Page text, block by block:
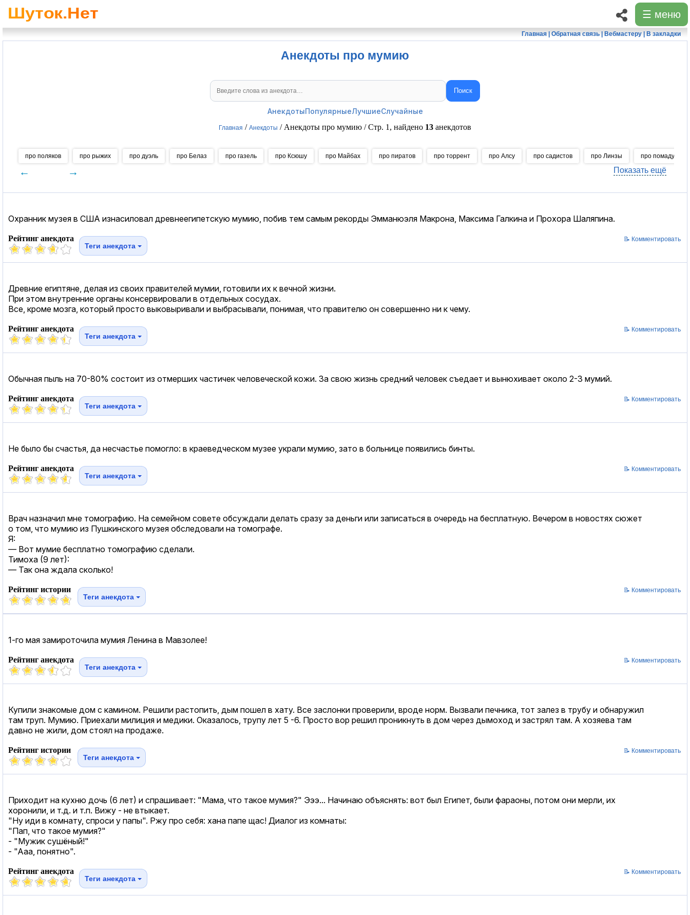
☰ меню
Главная| Обратная связь| Вебмастеру| В закладки
Анекдоты про мумию
Поиск
АнекдотыПопулярныеЛучшиеСлучайные
Главная / Анекдоты / Анекдоты про мумию / Стр. 1, найдено 13 анекдотов
про поляков про рыжих про дуэль про Белаз про газель про Ксюшу про Майбах про пиратов про торрент про Алсу про садистов про Линзы про помаду
← → Показать ещё
Охранник музея в США изнасиловал древнеегипетскую мумию, побив тем самым рекорды Эмманюэля Макрона, Максима Галкина и Прохора Шаляпина.
Рейтинг анекдота
Теги анекдота
📝 Комментировать
Древние египтяне, делая из своих правителей мумии, готовили их к вечной жизни.
При этом внутренние органы консервировали в отдельных сосудах.
Все, кроме мозга, который просто выковыривали и выбрасывали, понимая, что правителю он совершенно ни к чему.
Рейтинг анекдота
Теги анекдота
📝 Комментировать
Обычная пыль на 70-80% состоит из отмерших частичек человеческой кожи. За свою жизнь средний человек съедает и вынюхивает около 2-3 мумий.
Рейтинг анекдота
Теги анекдота
📝 Комментировать
Не было бы счастья, да несчастье помогло: в краеведческом музее украли мумию, зато в больнице появились бинты.
Рейтинг анекдота
Теги анекдота
📝 Комментировать
Врач назначил мне томографию. На семейном совете обсуждали делать сразу за деньги или записаться в очередь на бесплатную. Вечером в новостях сюжет
о том, что мумию из Пушкинского музея обследовали на томографе.
Я:
— Вот мумие бесплатно томографию сделали.
Тимоха (9 лет):
— Так она ждала сколько!
Рейтинг истории
Теги анекдота
📝 Комментировать
1-го мая замироточила мумия Ленина в Мавзолее!
Рейтинг анекдота
Теги анекдота
📝 Комментировать
Купили знакомые дом с камином. Решили растопить, дым пошел в хату. Все заслонки проверили, вроде норм. Вызвали печника, тот залез в трубу и обнаружил
там труп. Мумию. Приехали милиция и медики. Оказалось, трупу лет 5 -6. Просто вор решил проникнуть в дом через дымоход и застрял там. А хозяева там
давно не жили, дом стоял на продаже.
Рейтинг истории
Теги анекдота
📝 Комментировать
Приходит на кухню дочь (6 лет) и спрашивает: "Мама, что такое мумия?" Эээ... Начинаю объяснять: вот был Египет, были фараоны, потом они мерли, их
хоронили, и т.д. и т.п. Вижу - не втыкает.
"Ну иди в комнату, спроси у папы". Ржу про себя: хана папе щас! Диалог из комнаты:
"Пап, что такое мумия?"
- "Мужик сушёный!"
- "Ааа, понятно".
Рейтинг анекдота
Теги анекдота
📝 Комментировать